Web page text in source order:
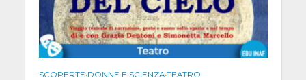
SCOPERTE•DONNE E SCIENZA•TEATRO